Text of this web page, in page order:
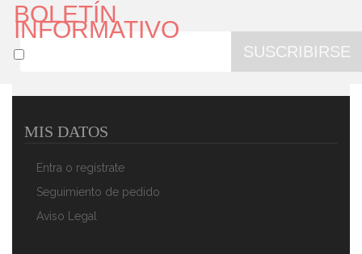
BOLETÍN
INFORMATIVO
SUSCRIBIRSE
MIS DATOS
Entra o regístrate
Seguimiento de pedido
Aviso Legal